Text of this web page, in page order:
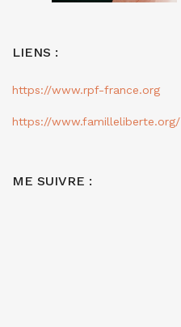
LIENS :
https://www.rpf-france.org
https://www.familleliberte.org/
ME SUIVRE :